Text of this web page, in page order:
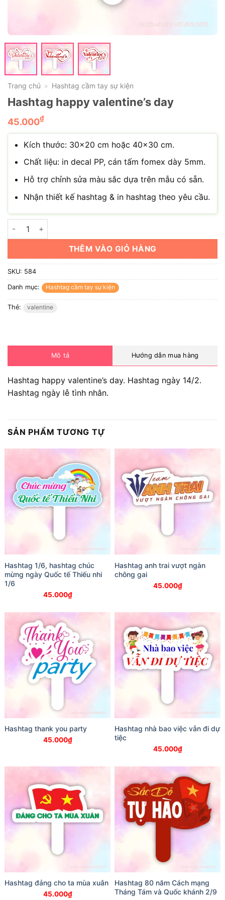
Trang chủ » Hashtag cầm tay sự kiện
Hashtag happy valentine’s day
45.000₫
Kích thước: 30×20 cm hoặc 40×30 cm.
Chất liệu: in decal PP, cán tấm fomex dày 5mm.
Hỗ trợ chỉnh sửa màu sắc dựa trên mẫu có sẵn.
Nhận thiết kế hashtag & in hashtag theo yêu cầu.
Hashtag happy valentine's day số lượng
THÊM VÀO GIỎ HÀNG
SKU: 584
Danh mục: Hashtag cầm tay sự kiện
Thẻ: valentine
Mô tả Hướng dẫn mua hàng
Hashtag happy valentine’s day. Hashtag ngày 14/2.
Hashtag ngày lễ tình nhân.
SẢN PHẨM TƯƠNG TỰ
Hashtag 1/6, hashtag chúc
mừng ngày Quốc tế Thiếu nhi
1/6
45.000₫
Hashtag anh trai vượt ngàn
chông gai
45.000₫
Hashtag thank you party
45.000₫
Hashtag nhà bao việc vẫn đi dự
tiệc
45.000₫
Hashtag đảng cho ta mùa xuân
45.000₫
Hashtag 80 năm Cách mạng
Tháng Tám và Quốc khánh 2/9